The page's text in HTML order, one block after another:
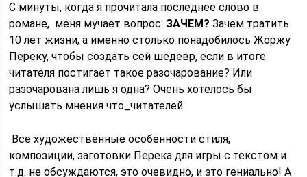
С минуты, когда я прочитала последнее слово в
романе, меня мучает вопрос: ЗАЧЕМ? Зачем тратить
10 лет жизни, а именно столько понадобилось Жоржу
Переку, чтобы создать сей шедевр, если в итоге
читателя постигает такое разочарование? Или
разочарована лишь я одна? Очень хотелось бы
услышать мнения что_читателей.
Все художественные особенности стиля,
композиции, заготовки Перека для игры с текстом и
т.д. не обсуждаются, это очевидно, и это гениально! А